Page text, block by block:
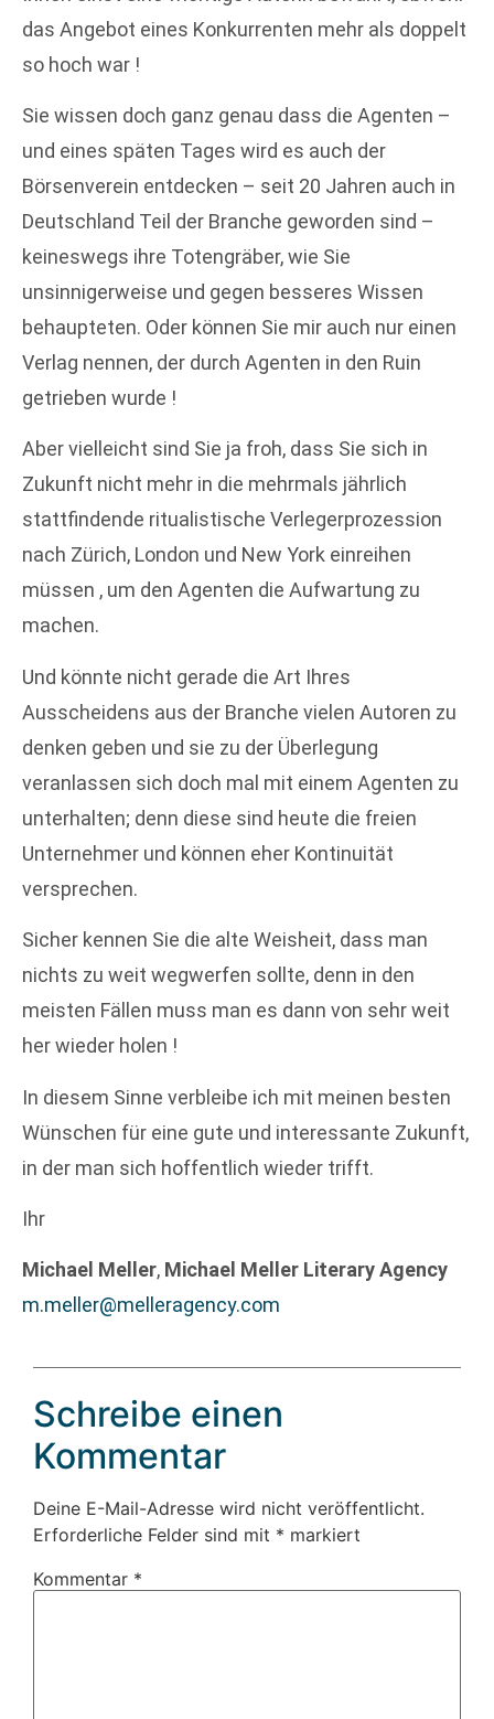
das Angebot eines Konkurrenten mehr als doppelt
so hoch war !
Sie wissen doch ganz genau dass die Agenten –
und eines späten Tages wird es auch der
Börsenverein entdecken – seit 20 Jahren auch in
Deutschland Teil der Branche geworden sind –
keineswegs ihre Totengräber, wie Sie
unsinnigerweise und gegen besseres Wissen
behaupteten. Oder können Sie mir auch nur einen
Verlag nennen, der durch Agenten in den Ruin
getrieben wurde !
Aber vielleicht sind Sie ja froh, dass Sie sich in
Zukunft nicht mehr in die mehrmals jährlich
stattfindende ritualistische Verlegerprozession
nach Zürich, London und New York einreihen
müssen , um den Agenten die Aufwartung zu
machen.
Und könnte nicht gerade die Art Ihres
Ausscheidens aus der Branche vielen Autoren zu
denken geben und sie zu der Überlegung
veranlassen sich doch mal mit einem Agenten zu
unterhalten; denn diese sind heute die freien
Unternehmer und können eher Kontinuität
versprechen.
Sicher kennen Sie die alte Weisheit, dass man
nichts zu weit wegwerfen sollte, denn in den
meisten Fällen muss man es dann von sehr weit
her wieder holen !
In diesem Sinne verbleibe ich mit meinen besten
Wünschen für eine gute und interessante Zukunft,
in der man sich hoffentlich wieder trifft.
Ihr
Michael Meller, Michael Meller Literary Agency
m.meller@melleragency.com
Schreibe einen
Kommentar
Deine E-Mail-Adresse wird nicht veröffentlicht.
Erforderliche Felder sind mit * markiert
Kommentar *